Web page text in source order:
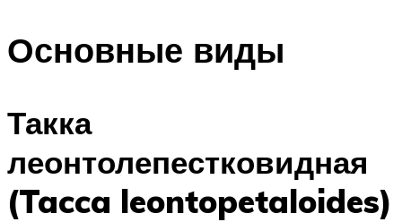
Основные виды
Такка
леонтолепестковидная
(Tacca leontopetaloides)